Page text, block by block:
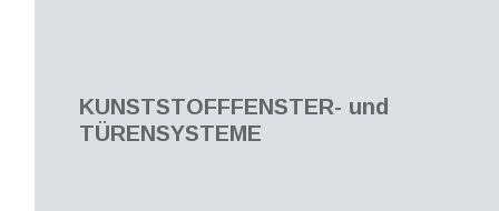
KUNSTSTOFFFENSTER- und
TÜRENSYSTEME